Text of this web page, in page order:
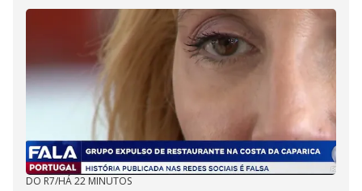
DO R7/HÁ 22 MINUTOS